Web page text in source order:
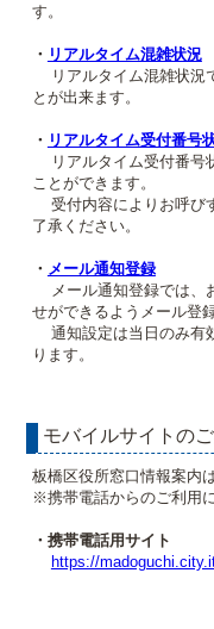
す。
・ リアルタイム混雑状況
リアルタイム混雑状況
とが出来ます。
・ リアルタイム受付番号
リアルタイム受付番号
ことができます。
受付内容によりお呼び
了承ください。
・ メール通知登録
メール通知登録では、
せができるようメール登
通知設定は当日のみ有
ります。
モバイルサイトの
板橋区役所窓口情報案内
※携帯電話からのご利用
・携帯電話用サイト
https://